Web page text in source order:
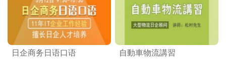
日企商务日语口语 自動車物流講習